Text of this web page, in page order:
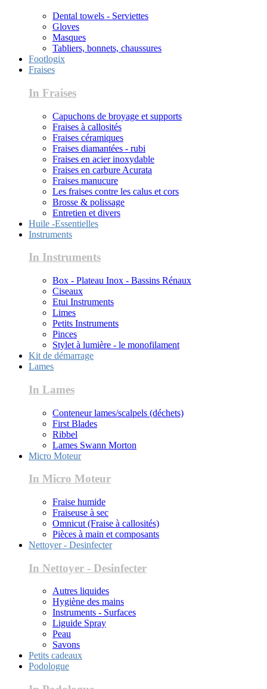
Dental towels - Serviettes
Gloves
Masques
Tabliers, bonnets, chaussures
Footlogix
Fraises
In Fraises
Capuchons de broyage et supports
Fraises à callosités
Fraises céramiques
Fraises diamantées - rubi
Fraises en acier inoxydable
Fraises en carbure Acurata
Fraises manucure
Les fraises contre les calus et cors
Brosse & polissage
Entretien et divers
Huile -Essentielles
Instruments
In Instruments
Box - Plateau Inox - Bassins Rénaux
Ciseaux
Etui Instruments
Limes
Petits Instruments
Pinces
Stylet à lumière - le monofilament
Kit de démarrage
Lames
In Lames
Conteneur lames/scalpels (déchets)
First Blades
Ribbel
Lames Swann Morton
Micro Moteur
In Micro Moteur
Fraise humide
Fraiseuse à sec
Omnicut (Fraise à callosités)
Pièces à main et composants
Nettoyer - Desinfecter
In Nettoyer - Desinfecter
Autres liquides
Hygiène des mains
Instruments - Surfaces
Liguide Spray
Peau
Savons
Petits cadeaux
Podologue